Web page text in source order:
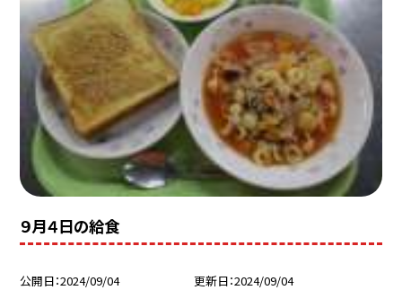
９月４日の給食
公開日 2024/09/04 更新日 2024/09/04